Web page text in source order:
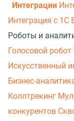
Интеграции
Интеграция с 1С
Роботы и
Голосовой робот
Искусственный
Бизнес-
Коллтрекинг
конкурентов